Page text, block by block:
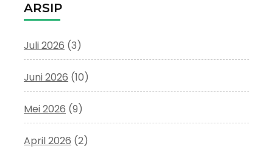
ARSIP
Juli 2026 (3)
Juni 2026 (10)
Mei 2026 (9)
April 2026 (2)